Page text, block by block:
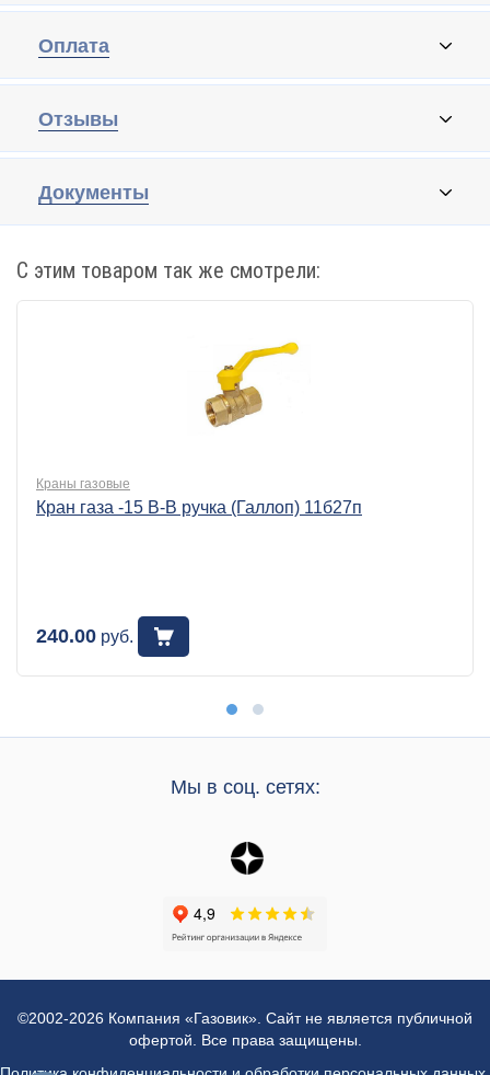
Оплата
Отзывы
Документы
С этим товаром так же смотрели:
Краны газовые
Кран газа -15 В-В ручка (Галлоп) 11б27п
240.00 руб.
Мы в соц. сетях:
©2002-2026 Компания «Газовик». Сайт не является публичной
офертой. Все права защищены.